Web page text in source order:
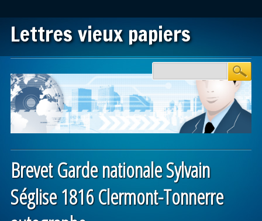
Lettres vieux papiers
Main menu
Brevet Garde nationale Sylvain
Séglise 1816 Clermont-Tonnerre